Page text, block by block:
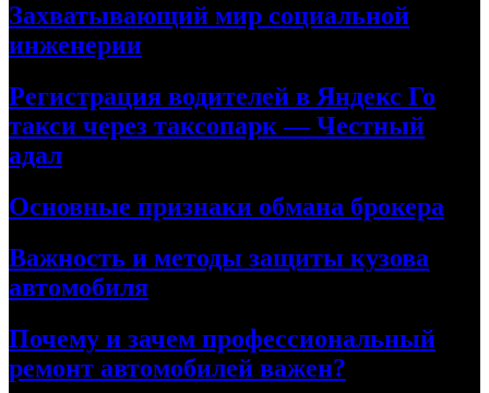
Захватывающий мир социальной
инженерии
Регистрация водителей в Яндекс Го
такси через таксопарк — Честный
адал
Основные признаки обмана брокера
Важность и методы защиты кузова
автомобиля
Почему и зачем профессиональный
ремонт автомобилей важен?